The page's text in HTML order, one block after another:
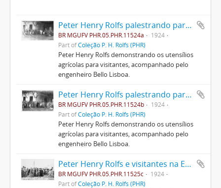
Peter Henry Rolfs palestrando para visitantes
BR MGUFV PHR.05.PHR.11524a
1924
Part ofColeção P. H. Rolfs (PHR)
Peter Henry Rolfs demonstrando os utensílios
agrícolas para visitantes, acompanhado pelo
engenheiro Bello Lisboa.
Peter Henry Rolfs palestrando para visitantes
BR MGUFV PHR.05.PHR.11524b
1924
Part ofColeção P. H. Rolfs (PHR)
Peter Henry Rolfs demonstrando os utensílios
agrícolas para visitantes, acompanhado pelo
engenheiro Bello Lisboa.
Peter Henry Rolfs e visitantes na ESAV
BR MGUFV PHR.05.PHR.11525c
1924
Part ofColeção P. H. Rolfs (PHR)